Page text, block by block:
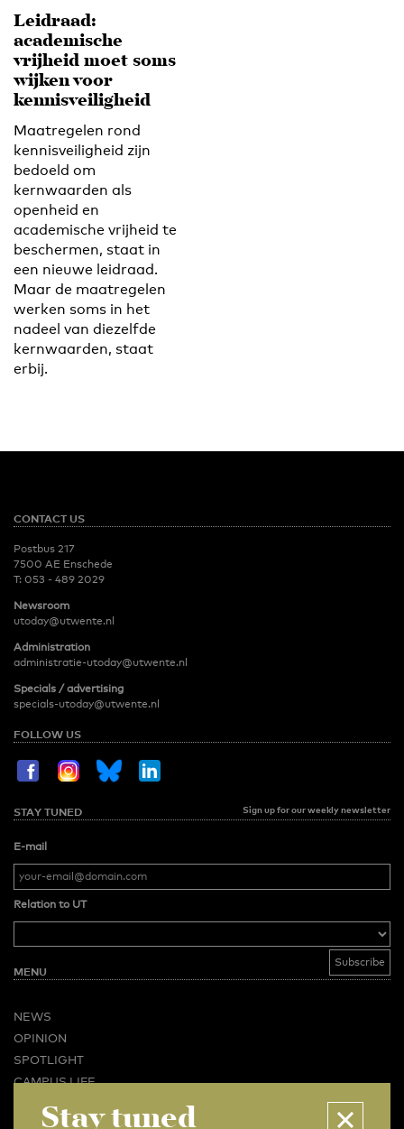
Leidraad:
academische
vrijheid moet soms
wijken voor
kennisveiligheid
Maatregelen rond
kennisveiligheid zijn
bedoeld om
kernwaarden als
openheid en
academische vrijheid te
beschermen, staat in
een nieuwe leidraad.
Maar de maatregelen
werken soms in het
nadeel van diezelfde
kernwaarden, staat
erbij.
CONTACT US
Postbus 217
7500 AE Enschede
T: 053 - 489 2029
Newsroom
utoday@utwente.nl
Administration
administratie-utoday@utwente.nl
Specials / advertising
specials-utoday@utwente.nl
FOLLOW US
STAY TUNED Sign up for our weekly newsletter
E-mail
Relation to UT
MENU
NEWS
OPINION
SPOTLIGHT
CAMPUS LIFE
VIDEO